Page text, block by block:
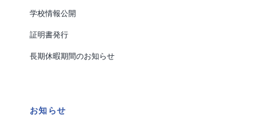
学校情報公開
証明書発行
長期休暇期間のお知らせ
お知らせ